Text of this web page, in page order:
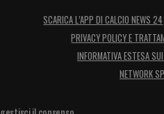
SCARICA L’APP DI CALCIO NEWS 24
PRIVACY POLICY E
INFORMATIVA ESTESA
NETWORK